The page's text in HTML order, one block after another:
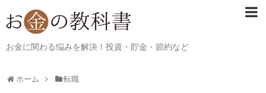
お金に関わる悩みを解決！投資・貯金・節約など
ホーム 転職